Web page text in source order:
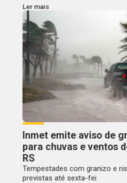
Ler mais
Inmet emite aviso de
para chuvas e ventos
RS
Tempestades com granizo e
previstas até sexta-fei